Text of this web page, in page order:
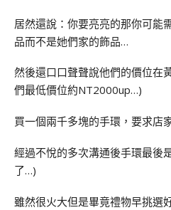
居然還說：你要亮亮的那你可能
品而不是她們家的飾品…
然後還口口聲聲說他們的價位在
們最低價位約NT2000up…)
買一個兩千多塊的手環，要求店
經過不悅的多次溝通後手環最後
了…)
雖然很火大但是畢竟禮物早挑選